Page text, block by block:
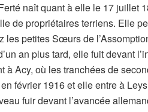
naît quant à elle le 17 juillet
de propriétaires terriens. Elle
les petites Sœurs de
an plus tard, elle fuit devant
à Acy, où les tranchées de
en février 1916 et elle entre à
fuir devant l’avancée